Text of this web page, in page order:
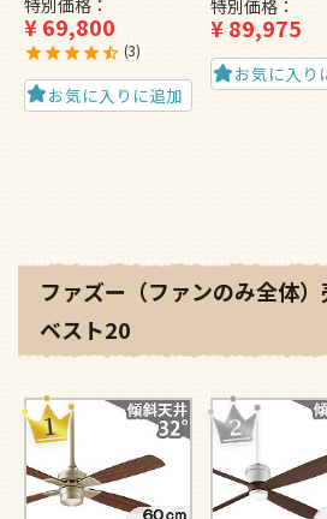
特別価格
¥69,800
3
お気に入りに追加
特別価格
¥89,975
お気に入り
ファズー（ファンのみ全体
ベスト20